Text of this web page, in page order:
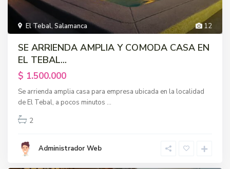
12
El Tebal,Salamanca
SE ARRIENDA AMPLIA Y COMODA CASA EN
EL TEBAL...
$ 1.500.000
Se arrienda amplia casa para empresa ubicada en la localidad
de El Tebal, a pocos minutos ...
2
Administrador Web